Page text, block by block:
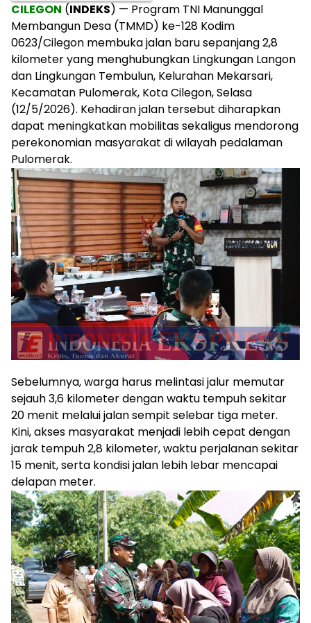
CILEGON (INDEKS) — Program TNI Manunggal
Membangun Desa (TMMD) ke-128 Kodim
0623/Cilegon membuka jalan baru sepanjang 2,8
kilometer yang menghubungkan Lingkungan Langon
dan Lingkungan Tembulun, Kelurahan Mekarsari,
Kecamatan Pulomerak, Kota Cilegon, Selasa
(12/5/2026). Kehadiran jalan tersebut diharapkan
dapat meningkatkan mobilitas sekaligus mendorong
perekonomian masyarakat di wilayah pedalaman
Pulomerak.
Sebelumnya, warga harus melintasi jalur memutar
sejauh 3,6 kilometer dengan waktu tempuh sekitar
20 menit melalui jalan sempit selebar tiga meter.
Kini, akses masyarakat menjadi lebih cepat dengan
jarak tempuh 2,8 kilometer, waktu perjalanan sekitar
15 menit, serta kondisi jalan lebih lebar mencapai
delapan meter.